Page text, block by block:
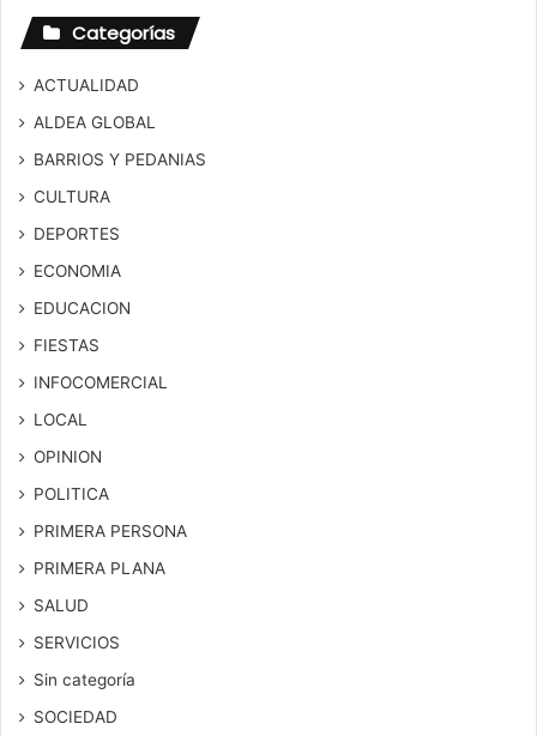
Categorías
ACTUALIDAD
ALDEA GLOBAL
BARRIOS Y PEDANIAS
CULTURA
DEPORTES
ECONOMIA
EDUCACION
FIESTAS
INFOCOMERCIAL
LOCAL
OPINION
POLITICA
PRIMERA PERSONA
PRIMERA PLANA
SALUD
SERVICIOS
Sin categoría
SOCIEDAD